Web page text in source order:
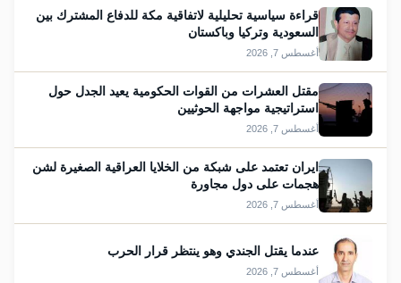
قراءة سياسية تحليلية لاتفاقية مكة للدفاع المشترك بين
السعودية وتركيا وباكستان
أغسطس 7, 2026
مقتل العشرات من القوات الحكومية يعيد الجدل حول
استراتيجية مواجهة الحوثيين
أغسطس 7, 2026
ايران تعتمد على شبكة من الخلايا العراقية الصغيرة لشن
هجمات على دول مجاورة
أغسطس 7, 2026
عندما يقتل الجندي وهو ينتظر قرار الحرب
أغسطس 7, 2026